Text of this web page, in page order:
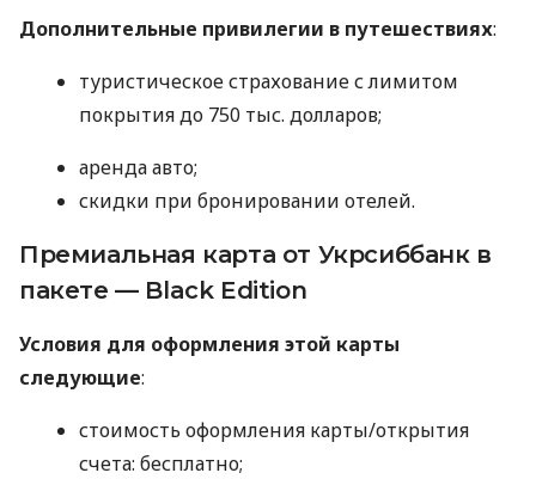
Дополнительные привилегии в путешествиях:
туристическое страхование с лимитом
покрытия до 750 тыс. долларов;
аренда авто;
скидки при бронировании отелей.
Премиальная карта от Укрсиббанк в
пакете — Black Edition
Условия для оформления этой карты
следующие:
стоимость оформления карты/открытия
счета: бесплатно;